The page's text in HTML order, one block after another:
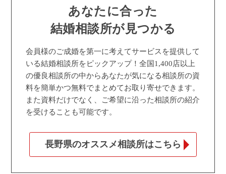
あなたに合った
結婚相談所が見つかる
会員様のご成婚を第一に考えてサービスを提供して
いる結婚相談所をピックアップ！全国1,400店以上
の優良相談所の中からあなたが気になる相談所の資
料を簡単かつ無料でまとめてお取り寄せできます。
また資料だけでなく、ご希望に沿った相談所の紹介
を受けることも可能です。
長野県のオススメ相談所はこちら